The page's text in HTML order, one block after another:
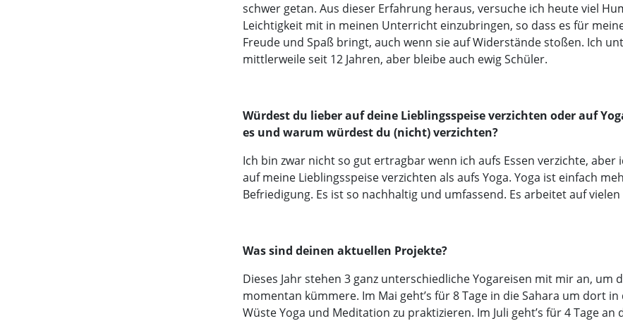
schwer getan. Aus dieser Erfahrung heraus, versuche ich heute viel
Leichtigkeit mit in meinen Unterricht einzubringen, so dass es für
Freude und Spaß bringt, auch wenn sie auf Widerstände stoßen. Ich
mittlerweile seit 12 Jahren, aber bleibe auch ewig Schüler.
Würdest du lieber auf deine Lieblingsspeise verzichten oder auf
es und warum würdest du (nicht) verzichten?
Ich bin zwar nicht so gut ertragbar wenn ich aufs Essen verzichte, aber
auf meine Lieblingsspeise verzichten als aufs Yoga. Yoga ist einfach
Befriedigung. Es ist so nachhaltig und umfassend. Es arbeitet auf vielen
Was sind deinen aktuellen Projekte?
Dieses Jahr stehen 3 ganz unterschiedliche Yogareisen mit mir an, um
momentan kümmere. Im Mai geht’s für 8 Tage in die Sahara um dort
Wüste Yoga und Meditation zu praktizieren. Im Juli geht’s für 4 Tage an